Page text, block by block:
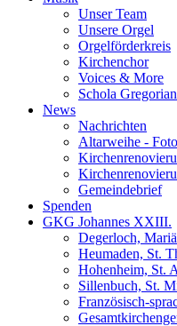
Unser Team
Unsere Orgel
Orgelförderkreis
Kirchenchor
Voices & More
Schola
News
Nachrichten
Altarweihe -
Gemeindebrief
Spenden
GKG Johannes XXIII.
Degerloch,
Heumaden, St.
Hohenheim, St.
Sillenbuch, St.
Französisch-